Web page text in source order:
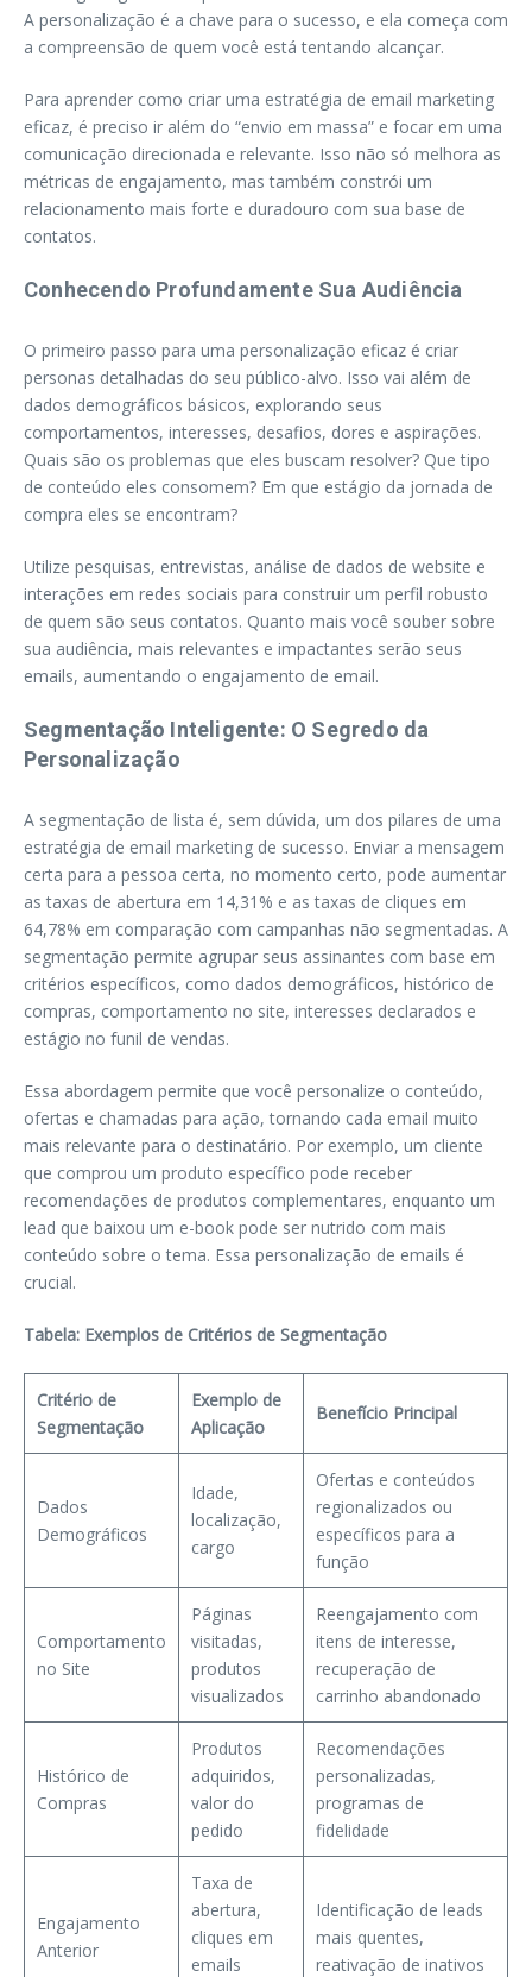
A personalização é a chave para o sucesso, e ela começa com
a compreensão de quem você está tentando alcançar.
Para aprender como criar uma estratégia de email marketing
eficaz, é preciso ir além do “envio em massa” e focar em uma
comunicação direcionada e relevante. Isso não só melhora as
métricas de engajamento, mas também constrói um
relacionamento mais forte e duradouro com sua base de
contatos.
Conhecendo Profundamente Sua Audiência
O primeiro passo para uma personalização eficaz é criar
personas detalhadas do seu público-alvo. Isso vai além de
dados demográficos básicos, explorando seus
comportamentos, interesses, desafios, dores e aspirações.
Quais são os problemas que eles buscam resolver? Que tipo
de conteúdo eles consomem? Em que estágio da jornada de
compra eles se encontram?
Utilize pesquisas, entrevistas, análise de dados de website e
interações em redes sociais para construir um perfil robusto
de quem são seus contatos. Quanto mais você souber sobre
sua audiência, mais relevantes e impactantes serão seus
emails, aumentando o engajamento de email.
Segmentação Inteligente: O Segredo da
Personalização
A segmentação de lista é, sem dúvida, um dos pilares de uma
estratégia de email marketing de sucesso. Enviar a mensagem
certa para a pessoa certa, no momento certo, pode aumentar
as taxas de abertura em 14,31% e as taxas de cliques em
64,78% em comparação com campanhas não segmentadas. A
segmentação permite agrupar seus assinantes com base em
critérios específicos, como dados demográficos, histórico de
compras, comportamento no site, interesses declarados e
estágio no funil de vendas.
Essa abordagem permite que você personalize o conteúdo,
ofertas e chamadas para ação, tornando cada email muito
mais relevante para o destinatário. Por exemplo, um cliente
que comprou um produto específico pode receber
recomendações de produtos complementares, enquanto um
lead que baixou um e-book pode ser nutrido com mais
conteúdo sobre o tema. Essa personalização de emails é
crucial.
Tabela: Exemplos de Critérios de Segmentação
Critério de
Segmentação
Exemplo de
Aplicação
Benefício Principal
Dados
Demográficos
Idade,
localização,
cargo
Ofertas e conteúdos
regionalizados ou
específicos para a
função
Comportamento
no Site
Páginas
visitadas,
produtos
visualizados
Reengajamento com
itens de interesse,
recuperação de
carrinho abandonado
Histórico de
Compras
Produtos
adquiridos,
valor do
pedido
Recomendações
personalizadas,
programas de
fidelidade
Engajamento
Anterior
Taxa de
abertura,
cliques em
emails
Identificação de leads
mais quentes,
reativação de inativos